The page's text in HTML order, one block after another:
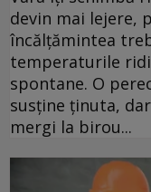
devin mai lejere,
încălțămintea
temperaturile
spontane. O
susține ținuta,
mergi la birou...